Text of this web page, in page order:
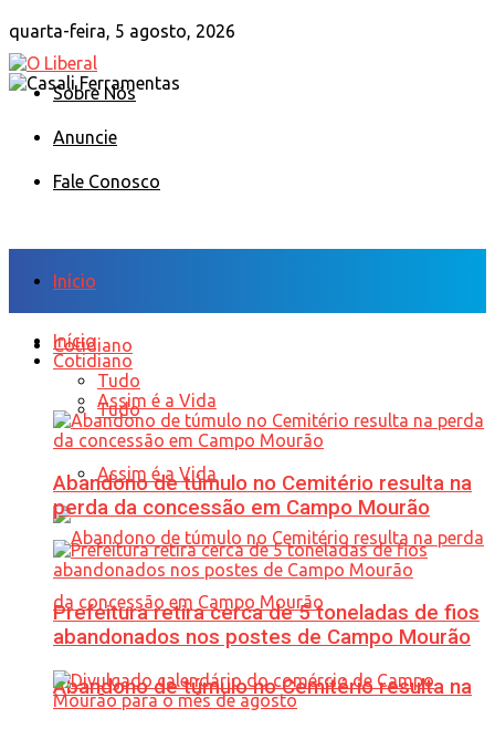
quarta-feira, 5 agosto, 2026
Sobre Nós
Anuncie
Fale Conosco
Início
Cotidiano
Tudo
Assim é a Vida
Abandono de túmulo no Cemitério resulta na
Início
Cotidiano
Tudo
Assim é a Vida
Abandono de túmulo no Cemitério resulta na
perda da concessão em Campo Mourão
Prefeitura retira cerca de 5 toneladas de fios
abandonados nos postes de Campo Mourão